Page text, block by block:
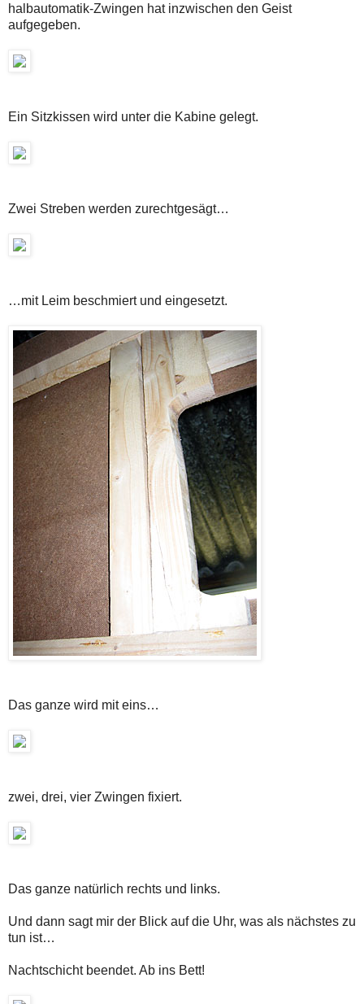
halbautomatik-Zwingen hat inzwischen den Geist
aufgegeben.
Ein Sitzkissen wird unter die Kabine gelegt.
Zwei Streben werden zurechtgesägt…
…mit Leim beschmiert und eingesetzt.
Das ganze wird mit eins…
zwei, drei, vier Zwingen fixiert.
Das ganze natürlich rechts und links.
Und dann sagt mir der Blick auf die Uhr, was als nächstes zu
tun ist…
Nachtschicht beendet. Ab ins Bett!